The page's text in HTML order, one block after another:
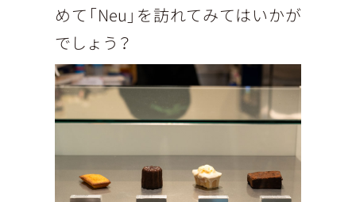
めて「Neu」を訪れてみてはいかが
でしょう？